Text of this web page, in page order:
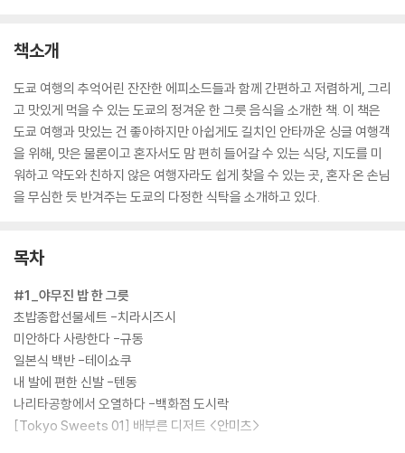
책소개
도쿄 여행의 추억어린 잔잔한 에피소드들과 함께 간편하고 저렴하게, 그리
고 맛있게 먹을 수 있는 도쿄의 정겨운 한 그릇 음식을 소개한 책. 이 책은
도쿄 여행과 맛있는 건 좋아하지만 아쉽게도 길치인 안타까운 싱글 여행객
을 위해, 맛은 물론이고 혼자서도 맘 편히 들어갈 수 있는 식당, 지도를 미
워하고 약도와 친하지 않은 여행자라도 쉽게 찾을 수 있는 곳, 혼자 온 손님
을 무심한 듯 반겨주는 도쿄의 다정한 식탁을 소개하고 있다.
목차
#1_야무진 밥 한 그릇
초밥종합선물세트 -치라시즈시
미안하다 사랑한다 -규동
일본식 백반 -테이쇼쿠
내 발에 편한 신발 -텐동
나리타공항에서 오열하다 -백화점 도시락
[Tokyo Sweets 01] 배부른 디저트 <안미츠>